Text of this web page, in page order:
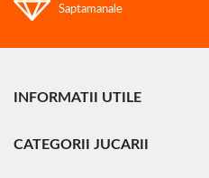
Saptamanale
INFORMATII UTILE
CATEGORII JUCARII